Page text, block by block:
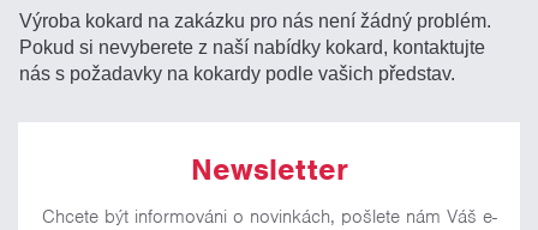
Výroba kokard na zakázku pro nás není žádný problém.
Pokud si nevyberete z naší nabídky kokard, kontaktujte
nás s požadavky na kokardy podle vašich představ.
Newsletter
Chcete být informováni o novinkách, pošlete nám Váš e-